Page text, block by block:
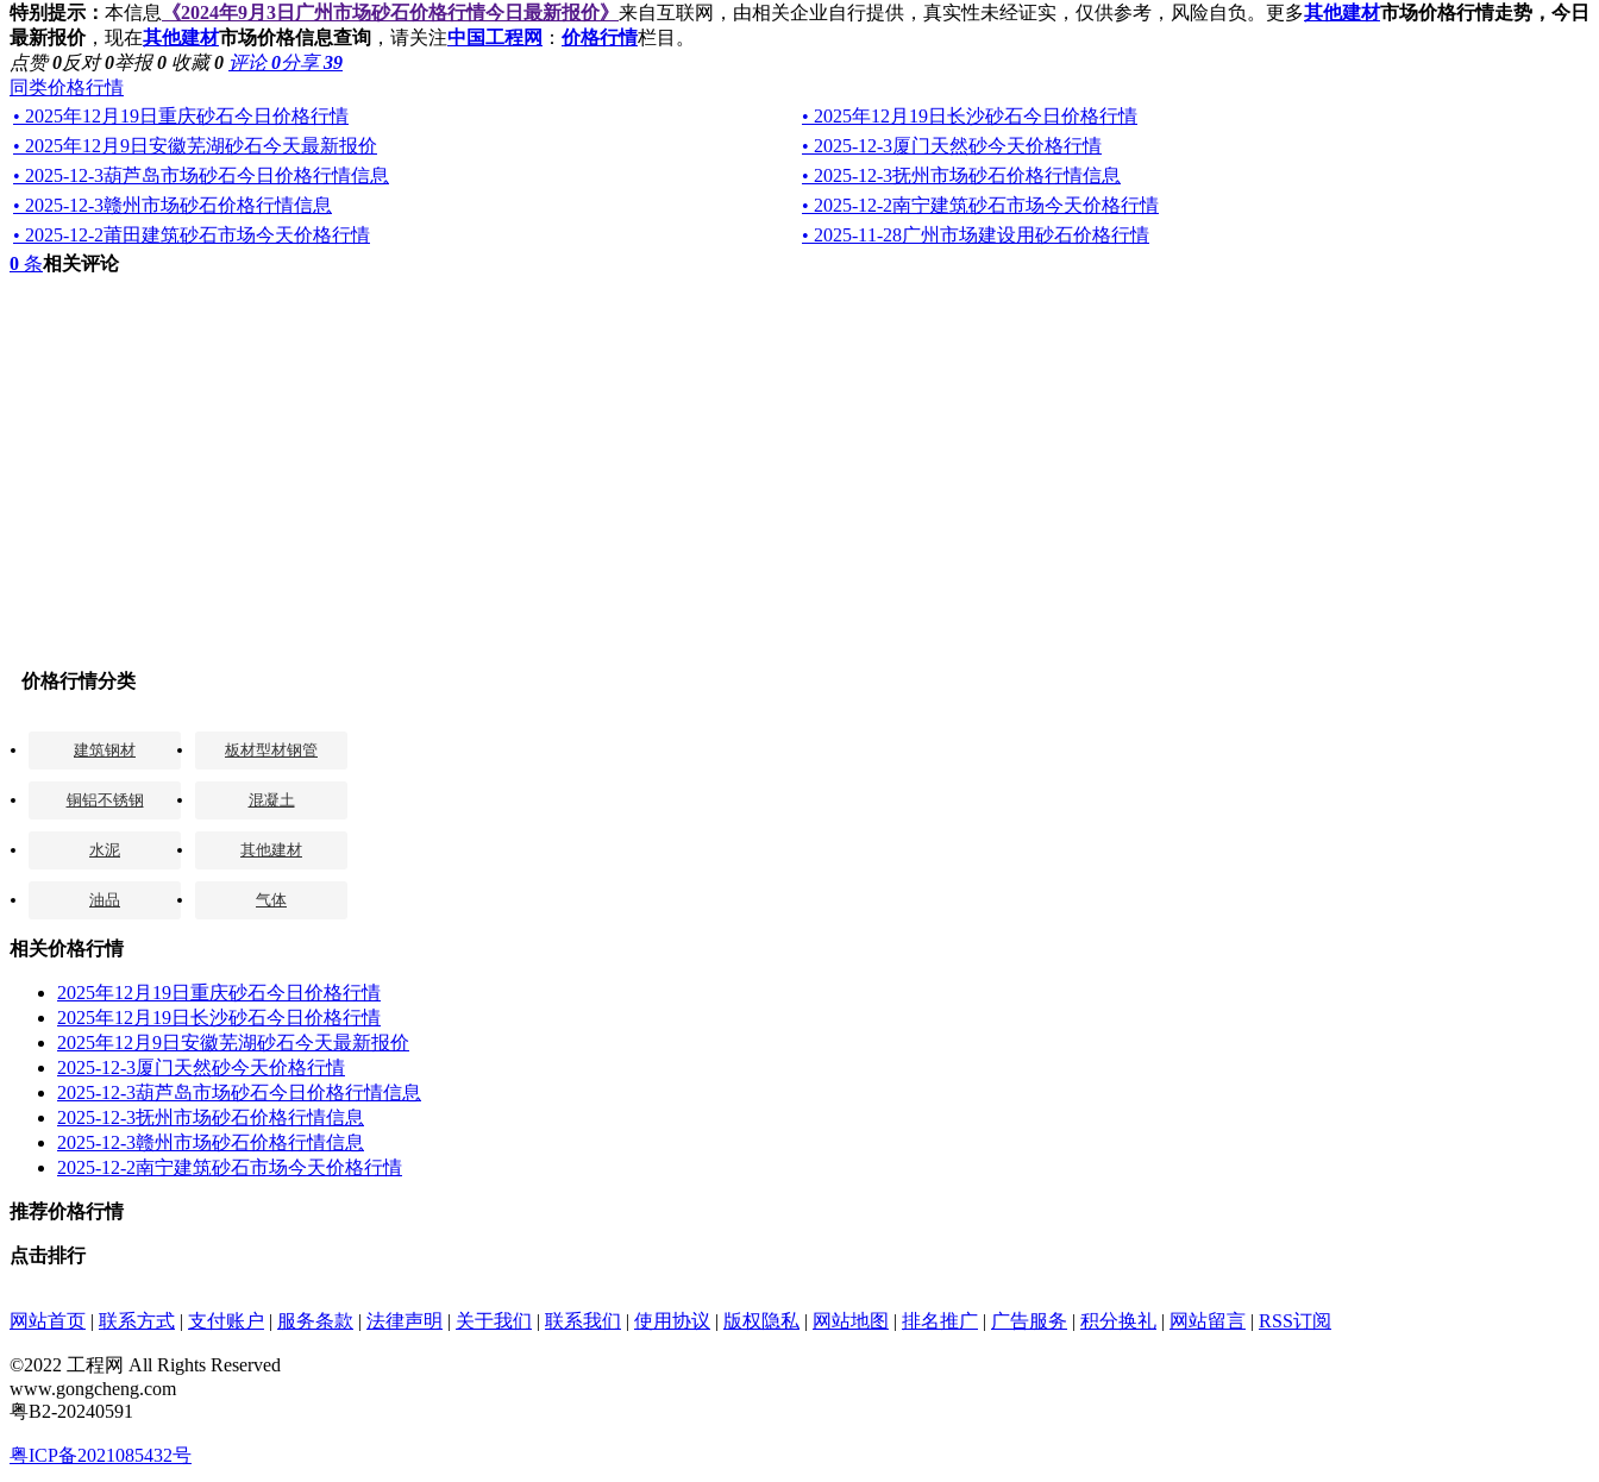
特别提示： 本信息 《2024年9月3日广州市场砂石价格行情今日最新报价》 来自互联网，由相关企业自行提供，真实性未经证实，仅供参考，风险自负。更多其他建材市场价格行情走势，今日
最新报价，现在其他建材市场价格信息查询 ，请关注中国工程网 ： 价格行情栏目。
点赞0反对0举报0 收藏0 评论0分享39
同类价格行情
• 2025年12月19日重庆砂石今日价格行情
• 2025年12月19日长沙砂石今日价格行情
• 2025年12月9日安徽芜湖砂石今天最新报价
• 2025-12-3厦门天然砂今天价格行情
• 2025-12-3葫芦岛市场砂石今日价格行情信息
• 2025-12-3抚州市场砂石价格行情信息
• 2025-12-3赣州市场砂石价格行情信息
• 2025-12-2南宁建筑砂石市场今天价格行情
• 2025-12-2莆田建筑砂石市场今天价格行情
• 2025-11-28广州市场建设用砂石价格行情
0 条相关评论
价格行情分类
建筑钢材 板材型材钢管
铜铝不锈钢 混凝土
水泥 其他建材
油品 气体
相关价格行情
2025年12月19日重庆砂石今日价格行情
2025年12月19日长沙砂石今日价格行情
2025年12月9日安徽芜湖砂石今天最新报价
2025-12-3厦门天然砂今天价格行情
2025-12-3葫芦岛市场砂石今日价格行情信息
2025-12-3抚州市场砂石价格行情信息
2025-12-3赣州市场砂石价格行情信息
2025-12-2南宁建筑砂石市场今天价格行情
推荐价格行情
点击排行
网站首页 | 联系方式 | 支付账户 | 服务条款 | 法律声明 | 关于我们 | 联系我们 | 使用协议 | 版权隐私 | 网站地图 | 排名推广 | 广告服务 | 积分换礼 | 网站留言 | RSS订阅
©2022 工程网 All Rights Reserved
www.gongcheng.com
粤B2-20240591
粤ICP备2021085432号